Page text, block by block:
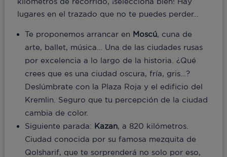
lugares en el trazado que no te puedes perder…
Te proponemos arrancar en Moscú, cuna de
arte, ballet, música… Una de las ciudades rusas
por excelencia a lo largo de la historia. ¿Qué
crees que es una ciudad oscura, fría, gris…?
Deslúmbrate con la Plaza Roja y el edificio del
Kremlin. Seguro que tu percepción de la ciudad
cambia de color.
Siguiente parada: Kazan, a 820 kilómetros.
Ciudad conocida por su famosa mezquita de
Qolsharif, que te sorprenderá no solo por eso,